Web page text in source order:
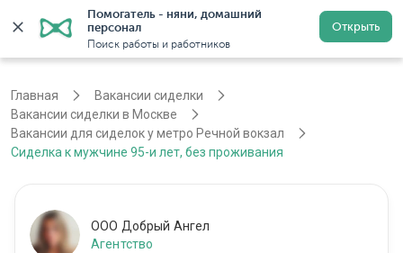
Помогатель - няни, домашний
персонал
Поиск работы и работников
Открыть
Регистрация
Главная
Вакансии сиделки
Вакансии сиделки в Москве
Вакансии для сиделок у метро Речной вокзал
Сиделка к мужчине 95-и лет, без проживания
ООО Добрый Ангел
Агентство